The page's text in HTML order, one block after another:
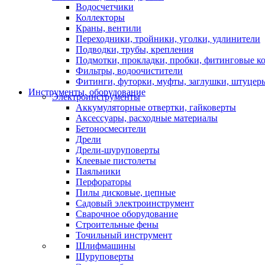
Водосчетчики
Коллекторы
Краны, вентили
Переходники, тройники, уголки, удлинители
Подводки, трубы, крепления
Подмотки, прокладки, пробки, фитинговые
Фильтры, водоочистители
Фитинги, футорки, муфты, заглушки,
Инструменты, оборудование
Электроинструменты
Аккумуляторные отвертки, гайковерты
Аксессуары, расходные материалы
Бетоносмесители
Дрели
Дрели-шуруповерты
Клеевые пистолеты
Паяльники
Перфораторы
Пилы дисковые, цепные
Садовый электроинструмент
Сварочное оборудование
Строительные фены
Точильный инструмент
Шлифмашины
Шуруповерты